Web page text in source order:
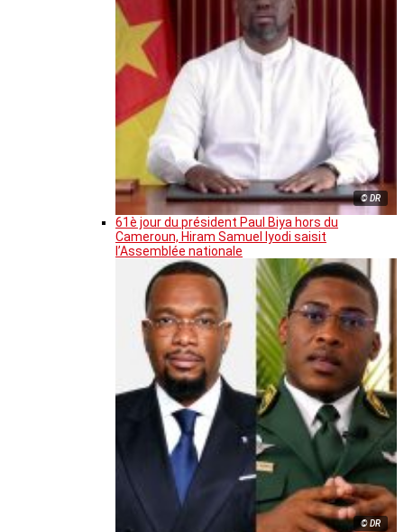
© DR
61è jour du président Paul Biya hors du
Cameroun, Hiram Samuel Iyodi saisit
l’Assemblée nationale
© DR